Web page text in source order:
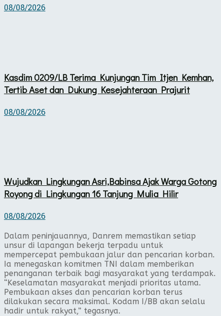
08/08/2026
Kasdim 0209/LB Terima Kunjungan Tim Itjen Kemhan,
Tertib Aset dan Dukung Kesejahteraan Prajurit
08/08/2026
Wujudkan Lingkungan Asri,Babinsa Ajak Warga Gotong
Royong di Lingkungan 16 Tanjung Mulia Hilir
08/08/2026
Dalam peninjauannya, Danrem memastikan setiap
unsur di lapangan bekerja terpadu untuk
mempercepat pembukaan jalur dan pencarian korban.
Ia menegaskan komitmen TNI dalam memberikan
penanganan terbaik bagi masyarakat yang terdampak.
“Keselamatan masyarakat menjadi prioritas utama.
Pembukaan akses dan pencarian korban terus
dilakukan secara maksimal. Kodam I/BB akan selalu
hadir untuk rakyat,” tegasnya.